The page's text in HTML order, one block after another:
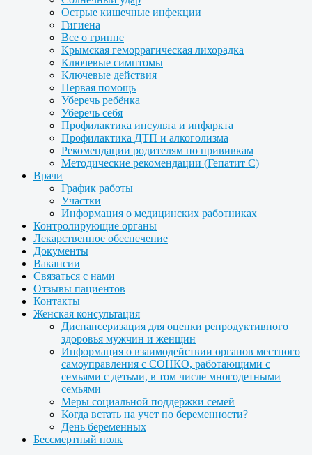
Острые кишечные инфекции
Гигиена
Все о гриппе
Крымская геморрагическая лихорадка
Ключевые симптомы
Ключевые действия
Первая помощь
Уберечь ребёнка
Уберечь себя
Профилактика инсульта и инфаркта
Профилактика ДТП и алкоголизма
Рекомендации родителям по прививкам
Методические рекомендации (Гепатит С)
Врачи
График работы
Участки
Информация о медицинских работниках
Контролирующие органы
Лекарственное обеспечение
Документы
Вакансии
Связаться с нами
Отзывы пациентов
Контакты
Женская консультация
Диспансеризация для оценки репродуктивного
здоровья мужчин и женщин
Информация о взаимодействии органов местного
самоуправления с СОНКО, работающими с
семьями с детьми, в том числе многодетными
семьями
Меры социальной поддержки семей
Когда встать на учет по беременности?
День беременных
Бессмертный полк